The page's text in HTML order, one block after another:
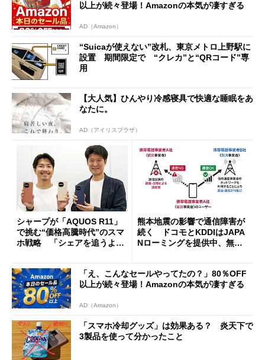
以上が続々登場！Amazonの本気が凄すぎる
AD（Amazon）
“Suicaが使えない”改札、東京メトロ上野駅に
設置 期間限定で “クレカ”と“QRコード”専
用
【大人気】ひんやり冷感寝具で快適な睡眠をあ
なたに。
AD（アイリスプラザ）
シャープが「AQUOS R11」
で挑む“価格高騰時代”のスマ
ホ戦略 「シェアを追うより
熊本地震の影響で通信障害が
続く ドコモとKDDIはJAPA
Nローミングを提供中、無料
「え、こんなセールやってたの？」80％OFF
以上が続々登場！Amazonの本気が凄すぎる
AD（Amazon）
「スマホ冷却グッズ」は効果ある？ 炎天下で
3製品を使って分かったこと